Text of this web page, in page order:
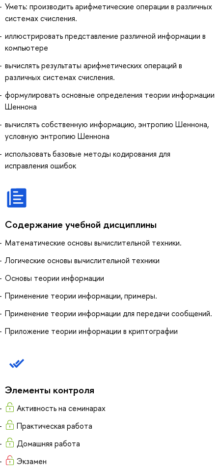
Уметь: производить арифметические операции в различных
системах счисления.
иллюстрировать представление различной информации в
компьютере
вычислять результаты арифметических операций в
различных системах счисления.
формулировать основные определения теории информации
Шеннона
вычислять собственную информацию, энтропию Шеннона,
условную энтропию Шеннона
использовать базовые методы кодирования для
исправления ошибок
Содержание учебной дисциплины
Математические основы вычислительной техники.
Логические основы вычислительной техники
Основы теории информации
Применение теории информации, примеры.
Применение теории информации для передачи сообщений.
Приложение теории информации в криптографии
Элементы контроля
Активность на семинарах
Практическая работа
Домашняя работа
Экзамен